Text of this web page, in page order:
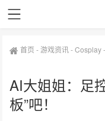
首页 -游戏资讯-Cosplay-
AI大姐姐：足
板”吧！